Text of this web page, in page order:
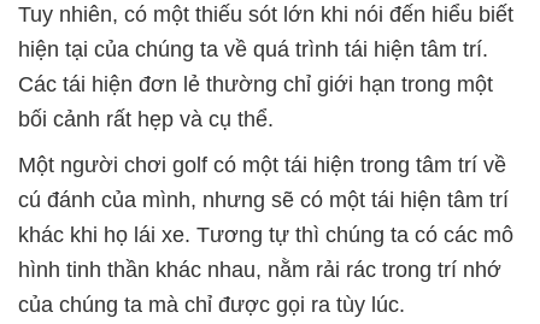
Tuy nhiên, có một thiếu sót lớn khi nói đến hiểu biết
hiện tại của chúng ta về quá trình tái hiện tâm trí.
Các tái hiện đơn lẻ thường chỉ giới hạn trong một
bối cảnh rất hẹp và cụ thể.
Một người chơi golf có một tái hiện trong tâm trí về
cú đánh của mình, nhưng sẽ có một tái hiện tâm trí
khác khi họ lái xe. Tương tự thì chúng ta có các mô
hình tinh thần khác nhau, nằm rải rác trong trí nhớ
của chúng ta mà chỉ được gọi ra tùy lúc.